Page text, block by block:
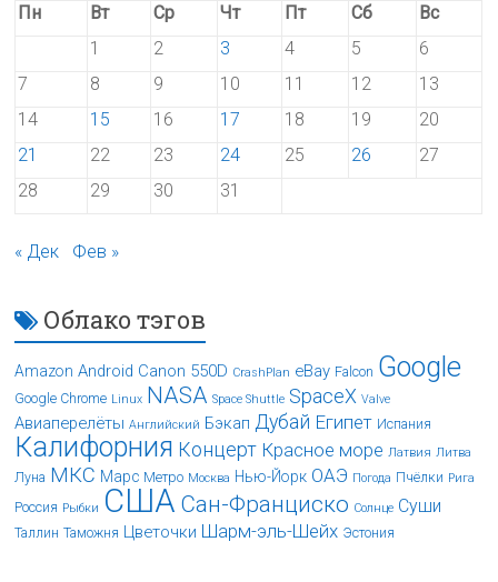
Пн
Вт Ср Чт Пт Сб
Вс
1
2 3 4 5
6
7
8 9 10 11 12
13
14
15 16 17 18 19
20
21
22 23 24 25 26
27
28
29 30 31
« Дек Фев »
Облако тэгов
Amazon Android Canon 550D CrashPlan eBay Falcon Google
Google Chrome Linux NASA Space Shuttle SpaceX Valve
Авиаперелёты Английский Бэкап Дубай Египет Испания
Калифорния Концерт Красное море Латвия Литва
Луна МКС Марс Метро Москва Нью-Йорк ОАЭ Погода Пчёлки Рига
Россия Рыбки США Сан-Франциско Солнце Суши
Таллин Таможня Цветочки Шарм-эль-Шейх Эстония